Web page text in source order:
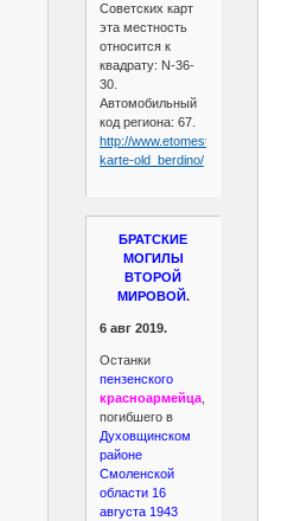
Советских карт
эта местность
относится к
квадрату: N-36-
30.
Автомобильный
код региона: 67.
http://www.etomesto.ru/na-
karte-old_berdino/
БРАТСКИЕ
МОГИЛЫ
ВТОРОЙ
МИРОВОЙ.
6 авг 2019.
Останки
пензенского
красноармейца,
погибшего в
Духовщинском
районе
Смоленской
области 16
августа 1943